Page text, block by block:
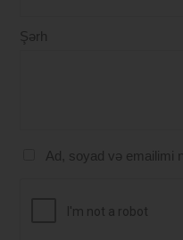
Şərh
Ad, soyad və emailimi